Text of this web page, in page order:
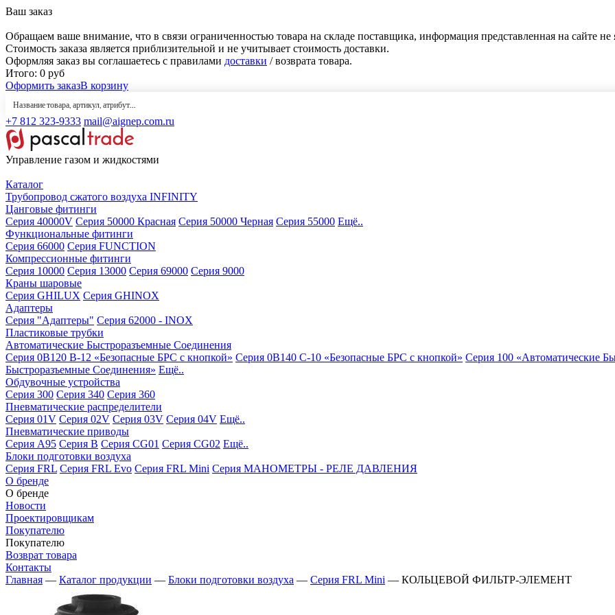
Ваш заказ
Обращаем ваше внимание, что в связи ограниченностью товара на складе поставщика, информация представленная на сайте не
Стоимость заказа является приблизительной и не учитывает стоимость доставки.
Оформляя заказ вы соглашаетесь с правилами доставки / возврата товара.
Итого: 0 руб
Оформить заказВ корзину
+7 812 323-9333 mail@aignep.com.ru
Управление газом и жидкостями
Каталог
Трубопровод сжатого воздуха INFINITY
Цанговые фитинги
Серия 40000V Серия 50000 Красная Серия 50000 Черная Серия 55000 Ещё..
Функциональные фитинги
Серия 66000 Серия FUNCTION
Компрессионные фитинги
Серия 10000 Серия 13000 Серия 69000 Серия 9000
Краны шаровые
Серия GHILUX Серия GHINOX
Адаптеры
Серия "Адаптеры" Серия 62000 - INOX
Пластиковые трубки
Автоматические Быстроразъемные Соединения
Серия 0B120 B-12 «Безопасные БРС с кнопкой» Серия 0B140 C-10 «Безопасные БРС с кнопкой» Серия 100 «Автоматические
Быстроразъемные Соединения» Ещё..
Обдувочные устройства
Серия 300 Серия 340 Серия 360
Пневматические распределители
Серия 01V Серия 02V Серия 03V Серия 04V Ещё..
Пневматические приводы
Серия A95 Серия B Серия CG01 Серия CG02 Ещё..
Блоки подготовки воздуха
Серия FRL Серия FRL Evo Серия FRL Mini Серия МАНОМЕТРЫ - РЕЛЕ ДАВЛЕНИЯ
О бренде
О бренде
Новости
Проектировщикам
Покупателю
Покупателю
Возврат товара
Контакты
Главная — Каталог продукции — Блоки подготовки воздуха — Серия FRL Mini — КОЛЬЦЕВОЙ ФИЛЬТР-ЭЛЕМЕНТ